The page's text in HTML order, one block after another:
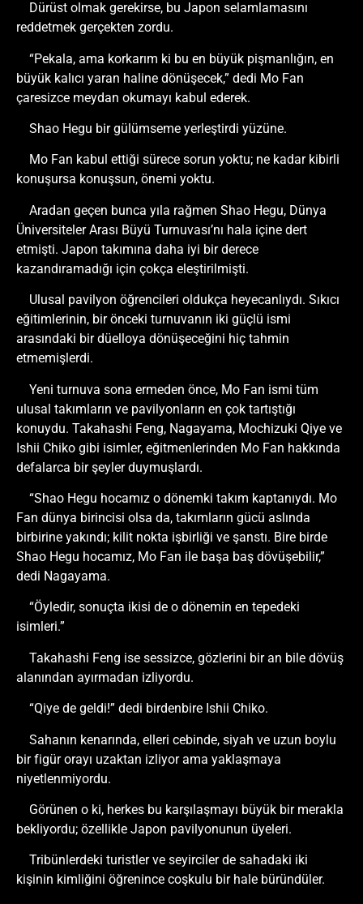
Dürüst olmak gerekirse, bu Japon selamlamasını
reddetmek gerçekten zordu.
“Pekala, ama korkarım ki bu en büyük pişmanlığın, en
büyük kalıcı yaran haline dönüşecek,” dedi Mo Fan
çaresizce meydan okumayı kabul ederek.
Shao Hegu bir gülümseme yerleştirdi yüzüne.
Mo Fan kabul ettiği sürece sorun yoktu; ne kadar kibirli
konuşursa konuşsun, önemi yoktu.
Aradan geçen bunca yıla rağmen Shao Hegu, Dünya
Üniversiteler Arası Büyü Turnuvası’nı hala içine dert
etmişti. Japon takımına daha iyi bir derece
kazandıramadığı için çokça eleştirilmişti.
Ulusal pavilyon öğrencileri oldukça heyecanlıydı. Sıkıcı
eğitimlerinin, bir önceki turnuvanın iki güçlü ismi
arasındaki bir düelloya dönüşeceğini hiç tahmin
etmemişlerdi.
Yeni turnuva sona ermeden önce, Mo Fan ismi tüm
ulusal takımların ve pavilyonların en çok tartıştığı
konuydu. Takahashi Feng, Nagayama, Mochizuki Qiye ve
Ishii Chiko gibi isimler, eğitmenlerinden Mo Fan hakkında
defalarca bir şeyler duymuşlardı.
“Shao Hegu hocamız o dönemki takım kaptanıydı. Mo
Fan dünya birincisi olsa da, takımların gücü aslında
birbirine yakındı; kilit nokta işbirliği ve şanstı. Bire birde
Shao Hegu hocamız, Mo Fan ile başa baş dövüşebilir,”
dedi Nagayama.
“Öyledir, sonuçta ikisi de o dönemin en tepedeki
isimleri.”
Takahashi Feng ise sessizce, gözlerini bir an bile dövüş
alanından ayırmadan izliyordu.
“Qiye de geldi!” dedi birdenbire Ishii Chiko.
Sahanın kenarında, elleri cebinde, siyah ve uzun boylu
bir figür orayı uzaktan izliyor ama yaklaşmaya
niyetlenmiyordu.
Görünen o ki, herkes bu karşılaşmayı büyük bir merakla
bekliyordu; özellikle Japon pavilyonunun üyeleri.
Tribünlerdeki turistler ve seyirciler de sahadaki iki
kişinin kimliğini öğrenince coşkulu bir hale büründüler.